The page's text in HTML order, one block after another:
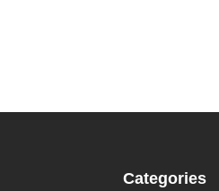
Categories